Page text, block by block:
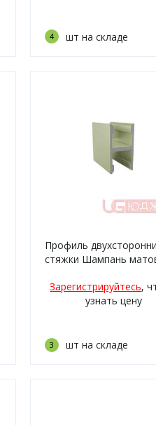
4 шт на складе
Профиль
стяжки Шампань
Зарегистрируйтесь,
узнать цену
3 шт на складе